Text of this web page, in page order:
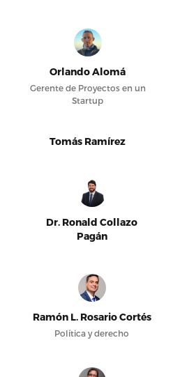
Orlando Alomá
Gerente de Proyectos en un
Startup
Tomás Ramírez
Dr. Ronald Collazo
Pagán
Ramón L. Rosario Cortés
Política y derecho